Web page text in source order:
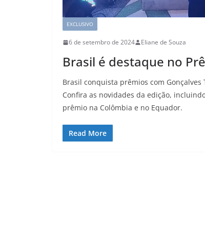
EXCLUSIVO
6 de setembro de 2024 Eliane de Souza
Brasil é destaque no
Brasil conquista prêmios com Gonçalves
Confira as novidades da edição,
prêmio na Colômbia e no Equador.
Read More